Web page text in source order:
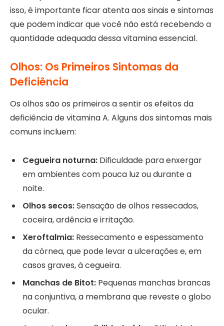
isso, é importante ficar atenta aos sinais e sintomas
que podem indicar que você não está recebendo a
quantidade adequada dessa vitamina essencial.
Olhos: Os Primeiros Sintomas da
Deficiência
Os olhos são os primeiros a sentir os efeitos da
deficiência de vitamina A. Alguns dos sintomas mais
comuns incluem:
Cegueira noturna: Dificuldade para enxergar
em ambientes com pouca luz ou durante a
noite.
Olhos secos:Sensação de olhos ressecados,
coceira, ardência e irritação.
Xeroftalmia: Ressecamento e espessamento
da córnea, que pode levar a ulcerações e, em
casos graves, à cegueira.
Manchas de Bitot: Pequenas manchas brancas
na conjuntiva, a membrana que reveste o globo
ocular.